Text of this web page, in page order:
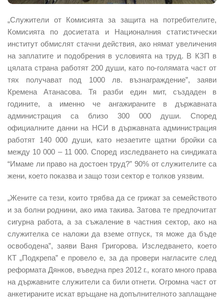
„Служители от Комисията за защита на потребителите,
Комисията по досиетата и Националния статистически
институт обмислят стачни действия, ако нямат увеличения
на заплатите и подобрения в условията на труд. В КЗП в
цялата страна работят 200 души, като по-голямата част от
тях получават под 1000 лв. възнаграждение”, заяви
Кремена Атанасова. Тя разби един мит, създаден в
годините, а именно че ангажираните в държавната
администрация са близо 300 000 души. Според
официалните данни на НСИ в държавната администрация
работят 140 000 души, като незаетите щатни бройки са
между 10 000 – 11 000. Според изследването на синдиката
“Имаме ли право на достоен труд?” 90% от служителите са
жени, което показва и защо този сектор е толков уязвим.
„Жените са тези, които трябва да се грижат за семейството
и за болни роднини, ако има такива. Затова те предпочитат
сигурна работа, а за съжаление в частния сектор, ако на
служителка се наложи да вземе отпуск, тя може да бъде
освободена”, заяви Ваня Григорова. Изследването, което
КТ „Подкрепа” е провело е, за да провери нагласите след
реформата Дянков, въведна през 2012 г., когато много права
на държавните служители са били отнети. Огромна част от
анкетираните искат връщане на допълнителното заплащане